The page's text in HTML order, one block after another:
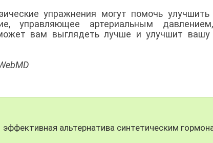
упражнения могут помочь
управляющее артериальным
вам выглядеть лучше и улучшит вашу
альтернатива синтетическим